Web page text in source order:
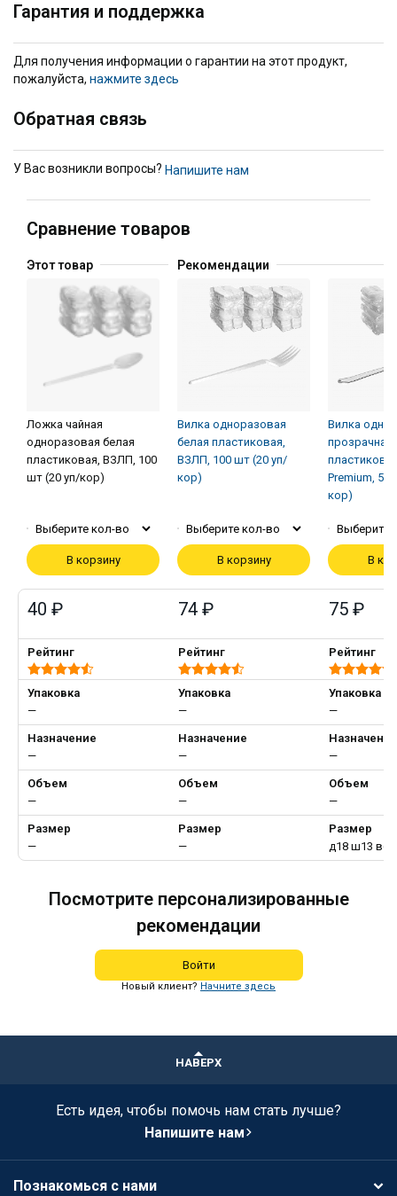
Гарантия и поддержка
Для получения информации о гарантии на этот продукт,
пожалуйста, нажмите здесь
Обратная связь
У Вас возникли вопросы? Напишите нам
Сравнение товаров
Этот товар Рекомендации
Ложка чайная
одноразовая белая
пластиковая, ВЗЛП, 100
шт (20 уп/кор)
Выберите кол-во
В корзину
Вилка одноразовая
белая пластиковая,
ВЗЛП, 100 шт (20 уп/
кор)
Выберите кол-во
В корзину
Вилка
прозрачная
Premium, 50
кор)
Выберите
В
40 ₽ 74 ₽ 75 ₽
Рейтинг Рейтинг Рейтинг
Упаковка
—
Упаковка
—
Упаковка
—
Назначение
—
Назначение
—
Назначение
—
Объем
—
Объем
—
Объем
—
Размер
—
Размер
—
Размер
д18 ш13 в6
Посмотрите персонализированные
рекомендации
Войти
Новый клиент? Начните здесь
НАВЕРХ
Есть идея, чтобы помочь нам стать лучше?
Напишите нам
Познакомься с нами